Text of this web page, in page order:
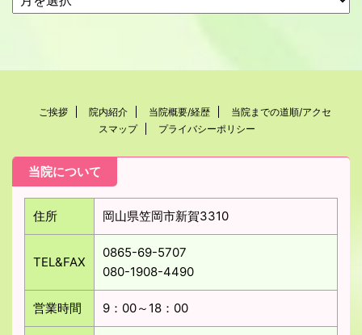
ご挨拶 院内紹介 当院概要/経歴
当院までの道順/アクセ
スマップ
プライバシーポリシー
当院について
住所 岡山県笠岡市新賀3310
TEL&FAX
0865-69-5707
080-1908-4490
営業時間 9：00～18：00